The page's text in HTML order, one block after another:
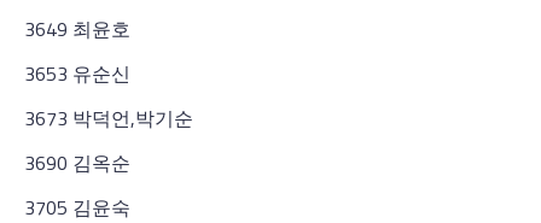
3649 최윤호
3653 유순신
3673 박덕언,박기순
3690 김옥순
3705 김윤숙